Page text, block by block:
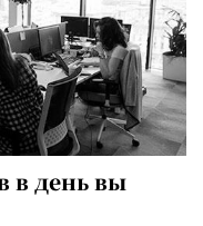
в день вы